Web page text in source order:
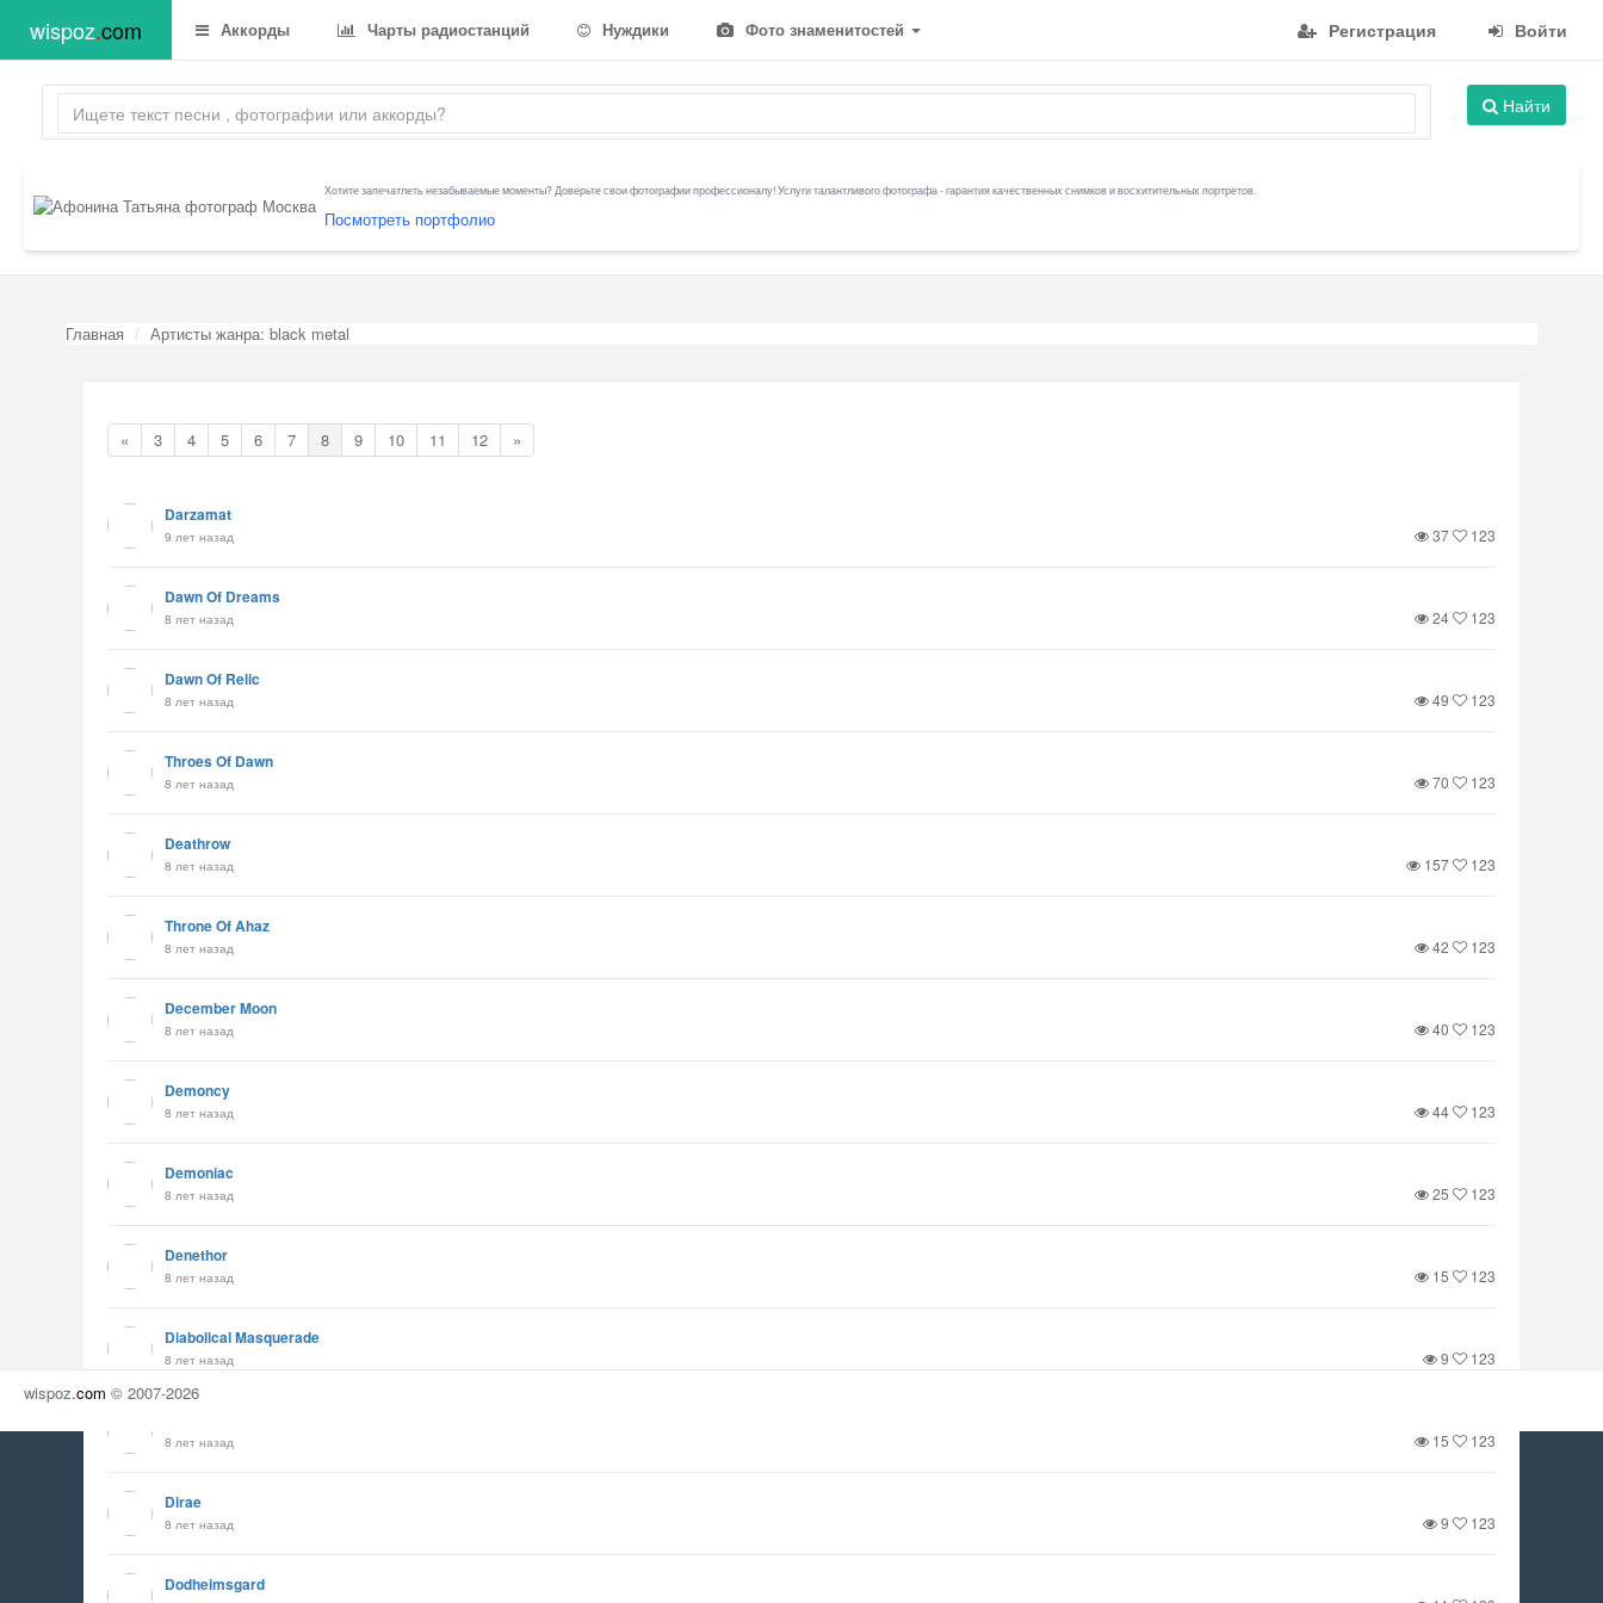
wispoz.com Аккорды Чарты радиостанций Нуждики Фото знаменитостей Регистрация Войти
Найти
Хотите запечатлеть незабываемые моменты? Доверьте свои фотографии профессионалу! Услуги талантливого фотографа - гарантия качественных снимков и восхитительных портретов.
Посмотреть портфолио
Главная Артисты жанра: black metal
« 3 4 5 6 7 8 9 10 11 12 »
Darzamat
9 лет назад 37 123
Dawn Of Dreams
8 лет назад 24 123
Dawn Of Relic
8 лет назад 49 123
Throes Of Dawn
8 лет назад 70 123
Deathrow
8 лет назад 157 123
Throne Of Ahaz
8 лет назад 42 123
December Moon
8 лет назад 40 123
Demoncy
8 лет назад 44 123
Demoniac
8 лет назад 25 123
Denethor
8 лет назад 15 123
Diabolical Masquerade
8 лет назад 9 123
8 лет назад 15 123
Dirae
8 лет назад 9 123
Dodheimsgard
wispoz.com © 2007-2026